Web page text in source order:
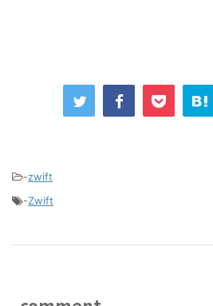
-zwift
-Zwift